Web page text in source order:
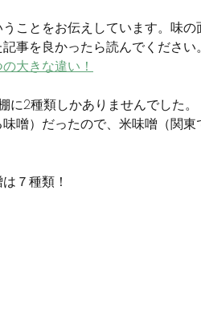
ことをお伝えしています。味
事を良かったら読んでください。
大きな違い！
2種類しかありませんでした。
噌）だったので、米味噌（関東
７種類！